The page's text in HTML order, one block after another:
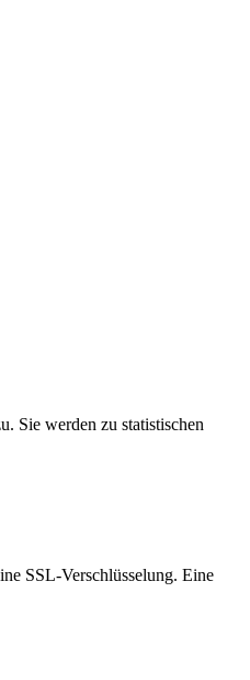
Sie werden zu statistischen
SSL-Verschlüsselung. Eine